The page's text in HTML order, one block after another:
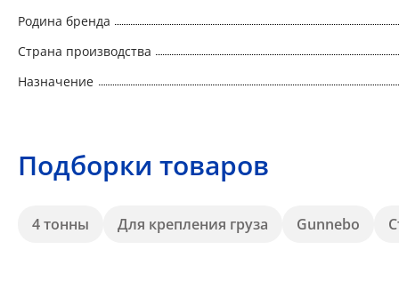
Родина бренда
Страна производства
Назначение
Подборки товаров
4 тонны Для крепления груза Gunnebo